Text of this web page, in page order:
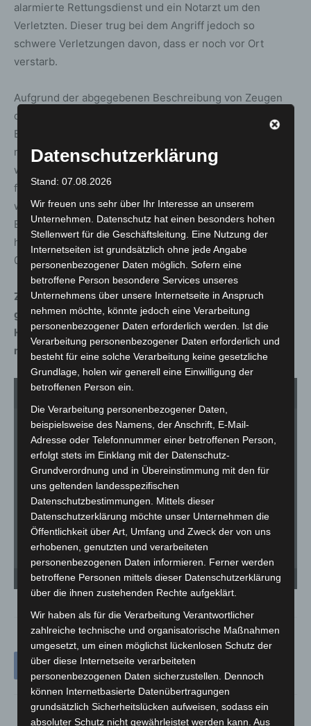
alarmierte Rettungsdienst und ein Notarzt um den
Verletzten. Dieser trug bei dem Angriff jedoch so
schwere Verletzungen davon, dass er noch vor Ort
verstarb.
Aufgrund der abgegebenen Beschreibung von Zeugen
der Tat, konnte die Polizei nur wenige Minuten später im
Bereich Eilersweg zwei Personen an einem
mutmaßlichen Fluchtauto feststellen. Beide Männer
wurden unter dringendem Tatverdacht vorläufig
festgenommen. Im Umfeld der beiden Tatverdächtigen
wurde eine Schusswaffe aufgefunden und sichergestellt.
Es wird derzeit geprüft, ob es sich um die Tatwaffe
handelt. Die beiden Personen sollen am Dienstag,
06.09.2022, einem Haftrichter vorgeführt werden.
Zeugen, die Hinweise zu der Tat geben können, werden
gebeten, sich beim Kriminaldauerdienst der Polizei
Hannover unter der Telefonnummer 0511 109-5555 zu
melden.
Tödliche Schüsse in Ledeburg. Ein Mann tot - zwei Verdächtige von der Polizei
gefasst. - © Carl-Marcus Müller/LGHNews
Datenschutzerklärung
Stand: 07.08.2026
Wir freuen uns sehr über Ihr Interesse an unserem
Unternehmen. Datenschutz hat einen besonders hohen
Stellenwert für die Geschäftsleitung. Eine Nutzung der
Internetseiten ist grundsätzlich ohne jede Angabe
personenbezogener Daten möglich. Sofern eine
betroffene Person besondere Services unseres
Unternehmens über unsere Internetseite in Anspruch
nehmen möchte, könnte jedoch eine Verarbeitung
personenbezogener Daten erforderlich werden. Ist die
Verarbeitung personenbezogener Daten erforderlich und
besteht für eine solche Verarbeitung keine gesetzliche
Grundlage, holen wir generell eine Einwilligung der
betroffenen Person ein.
Die Verarbeitung personenbezogener Daten,
beispielsweise des Namens, der Anschrift, E-Mail-
Adresse oder Telefonnummer einer betroffenen Person,
erfolgt stets im Einklang mit der Datenschutz-
Grundverordnung und in Übereinstimmung mit den für
uns geltenden landesspezifischen
Datenschutzbestimmungen. Mittels dieser
Datenschutzerklärung möchte unser Unternehmen die
Öffentlichkeit über Art, Umfang und Zweck der von uns
erhobenen, genutzten und verarbeiteten
personenbezogenen Daten informieren. Ferner werden
betroffene Personen mittels dieser Datenschutzerklärung
über die ihnen zustehenden Rechte aufgeklärt.
Wir haben als für die Verarbeitung Verantwortlicher
zahlreiche technische und organisatorische Maßnahmen
umgesetzt, um einen möglichst lückenlosen Schutz der
über diese Internetseite verarbeiteten
personenbezogenen Daten sicherzustellen. Dennoch
können Internetbasierte Datenübertragungen
grundsätzlich Sicherheitslücken aufweisen, sodass ein
absoluter Schutz nicht gewährleistet werden kann. Aus